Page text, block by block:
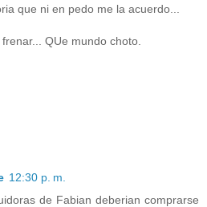
que ni en pedo me la acuerdo...
QUe mundo choto.
12:30 p. m.
de Fabian deberian comprarse